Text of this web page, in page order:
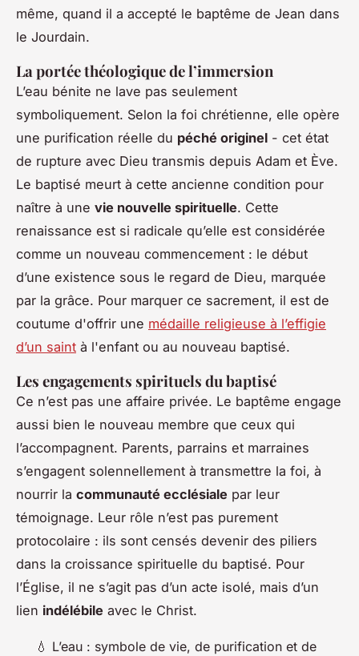
même, quand il a accepté le baptême de Jean dans
le Jourdain.
La portée théologique de l’immersion
L’eau bénite ne lave pas seulement
symboliquement. Selon la foi chrétienne, elle opère
une purification réelle du péché originel - cet état
de rupture avec Dieu transmis depuis Adam et Ève.
Le baptisé meurt à cette ancienne condition pour
naître à une vie nouvelle spirituelle. Cette
renaissance est si radicale qu’elle est considérée
comme un nouveau commencement : le début
d’une existence sous le regard de Dieu, marquée
par la grâce. Pour marquer ce sacrement, il est de
coutume d'offrir une médaille religieuse à l’effigie
d’un saint à l'enfant ou au nouveau baptisé.
Les engagements spirituels du baptisé
Ce n’est pas une affaire privée. Le baptême engage
aussi bien le nouveau membre que ceux qui
l’accompagnent. Parents, parrains et marraines
s’engagent solennellement à transmettre la foi, à
nourrir la communauté ecclésiale par leur
témoignage. Leur rôle n’est pas purement
protocolaire : ils sont censés devenir des piliers
dans la croissance spirituelle du baptisé. Pour
l’Église, il ne s’agit pas d’un acte isolé, mais d’un
lien indélébile avec le Christ.
💧 L’eau : symbole de vie, de purification et de